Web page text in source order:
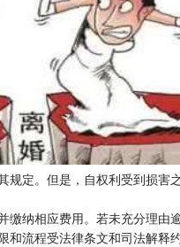
规定。但是，自权利受到损
缴纳相应费用。若未充分理
流程受法律条文和司法解释约